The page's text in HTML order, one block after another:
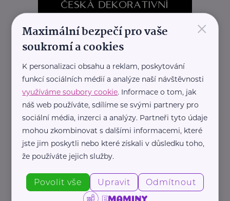
REKLAMA
×
Maximální bezpečí pro vaše
soukromí a cookies
K personalizaci obsahu a reklam, poskytování
funkcí sociálních médií a analýze naší návštěvnosti
využíváme soubory cookie. Informace o tom, jak
náš web používáte, sdílíme se svými partnery pro
sociální média, inzerci a analýzy. Partneři tyto údaje
mohou zkombinovat s dalšími informacemi, které
jste jim poskytli nebo které získali v důsledku toho,
že používáte jejich služby.
Povolit vše Upravit Odmítnout